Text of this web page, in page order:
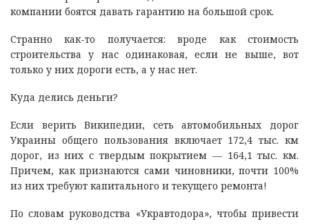
компании боятся давать гарантию на большой срок.
Странно как-то получается: вроде как стоимость
строительства у нас одинаковая, если не выше, вот
только у них дороги есть, а у нас нет.
Куда делись деньги?
Если верить Википедии, сеть автомобильных дорог
Украины общего пользования включает 172,4 тыс. км
дорог, из них с твердым покрытием — 164,1 тыс. км.
Причем, как признаются сами чиновники, почти 100%
из них требуют капитального и текущего ремонта!
По словам руководства «Укравтодора», чтобы привести